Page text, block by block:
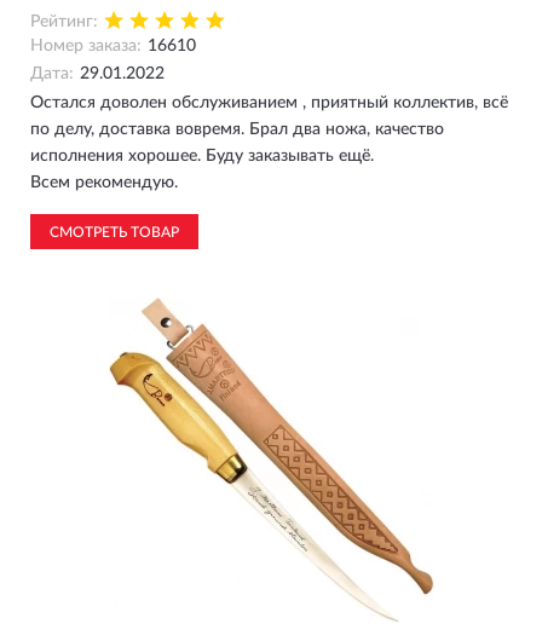
Рейтинг:
Номер заказа: 16610
Дата: 29.01.2022
Остался доволен обслуживанием , приятный коллектив, всё
по делу, доставка вовремя. Брал два ножа, качество
исполнения хорошее. Буду заказывать ещё.
Всем рекомендую.
СМОТРЕТЬ ТОВАР